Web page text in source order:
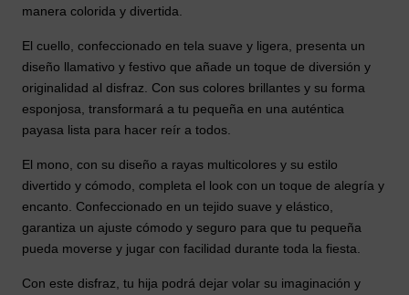
manera colorida y divertida.
El cuello, confeccionado en tela suave y ligera, presenta un
diseño llamativo y festivo que añade un toque de diversión y
originalidad al disfraz. Con sus colores brillantes y su forma
esponjosa, transformará a tu pequeña en una auténtica
payasa lista para hacer reír a todos.
El mono, con su diseño a rayas multicolores y su estilo
divertido y cómodo, completa el look con un toque de alegría y
encanto. Confeccionado en un tejido suave y elástico,
garantiza un ajuste cómodo y seguro para que tu pequeña
pueda moverse y jugar con facilidad durante toda la fiesta.
Con este disfraz, tu hija podrá dejar volar su imaginación y